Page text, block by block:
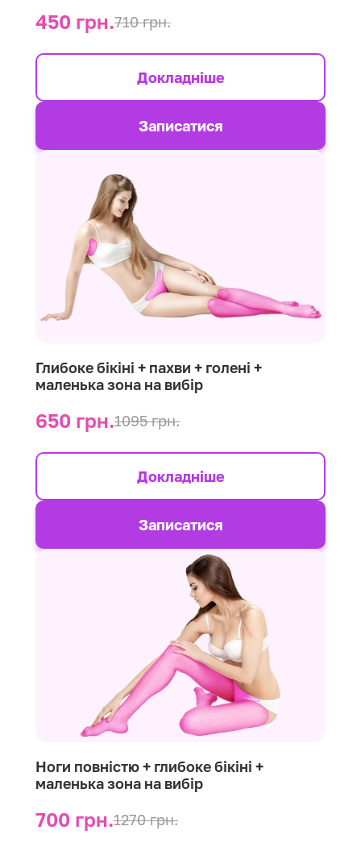
450 грн.710 грн.
Докладніше
Записатися
Глибоке бікіні + пахви + голені +
маленька зона на вибір
650 грн.1095 грн.
Докладніше
Записатися
Ноги повністю + глибоке бікіні +
маленька зона на вибір
700 грн.1270 грн.